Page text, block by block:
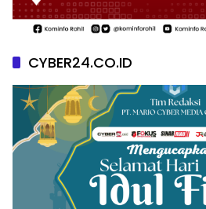
CYBER24.CO.ID